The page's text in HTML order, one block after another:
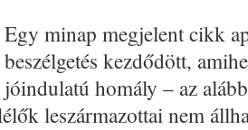
Egy minap megjelent cikk
beszélgetés kezdődött,
jóindulatú homály – az
leszármazottai nem